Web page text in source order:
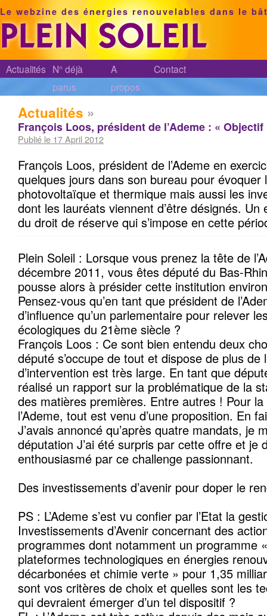
Le webzine des énergies renouvelables dans le
Actualités N° déjà
parus
A
propos
Contact
Actualités »
François Loos, président de l’Ademe : «
Publié le 17 April 2012
François Loos, président de l’Ademe en
quelques jours dans son bureau pour évoquer
photovoltaïque et thermique mais aussi les
dont les lauréats viennent d’être désignés. Un
du droit de réserve qui s’impose en cette
Plein Soleil : Lorsque vous prenez la tête de
décembre 2011, vous êtes député du Bas-
pousse alors à présider cette institution
Pensez-vous qu’en tant que président de
d’influence qu’un parlementaire pour relever
écologiques du 21ème siècle ?
François Loos : Ce sont bien entendu deux
député s’occupe de tout et dispose de plus
d’intervention est très large. En tant que
réalisé un rapport sur la problématique de la
des matières premières. Entre autres ! Pour
l’Ademe, tout est venu d’une proposition. En
J’avais annoncé qu’après quatre mandats, je
députation J’ai été surpris par cette offre et je
enthousiasmé par ce challenge passionnant.
Des investissements d’avenir pour doper le
PS : L’Ademe s’est vu confier par l’Etat la
Investissements d’Avenir concernant des
programmes dont notamment un programme
plateformes technologiques en énergies
décarbonées et chimie verte » pour 1,35
sont vos critères de choix et quelles sont les
qui devraient émerger d’un tel dispositif ?